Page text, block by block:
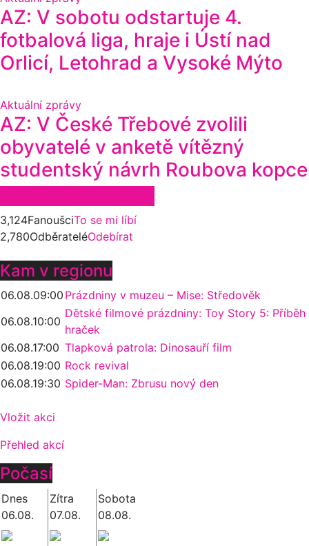
AZ: V sobotu odstartuje 4.
fotbalová liga, hraje i Ústí nad
Orlicí, Letohrad a Vysoké Mýto
Aktuální zprávy
AZ: V České Třebové zvolili
obyvatelé v anketě vítězný
studentský návrh Roubova kopce
3,124FanoušciTo se mi líbí
2,780OdběrateléOdebírat
Kam v regionu
06.08.09:00 Prázdniny v muzeu – Mise: Středověk
06.08.10:00
Dětské filmové prázdniny: Toy Story 5: Příběh
hraček
06.08.17:00 Tlapková patrola: Dinosauří film
06.08.19:00 Rock revival
06.08.19:30 Spider-Man: Zbrusu nový den
Vložit akci
Přehled akcí
Počasí
Dnes
06.08.
Zítra
07.08.
Sobota
08.08.